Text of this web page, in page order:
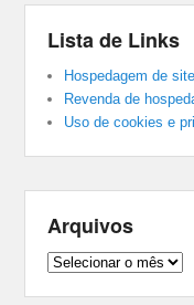
Lista de Links
Hospedagem de
Revenda de
Uso de cookies e
Arquivos
Arquivos